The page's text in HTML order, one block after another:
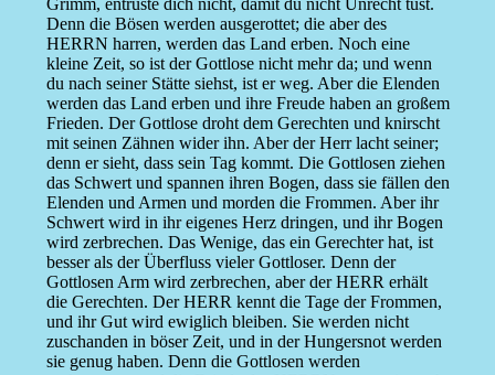
Grimm, entrüste dich nicht, damit du nicht Unrecht tust.
Denn die Bösen werden ausgerottet; die aber des
HERRN harren, werden das Land erben. Noch eine
kleine Zeit, so ist der Gottlose nicht mehr da; und wenn
du nach seiner Stätte siehst, ist er weg. Aber die Elenden
werden das Land erben und ihre Freude haben an großem
Frieden. Der Gottlose droht dem Gerechten und knirscht
mit seinen Zähnen wider ihn. Aber der Herr lacht seiner;
denn er sieht, dass sein Tag kommt. Die Gottlosen ziehen
das Schwert und spannen ihren Bogen, dass sie fällen den
Elenden und Armen und morden die Frommen. Aber ihr
Schwert wird in ihr eigenes Herz dringen, und ihr Bogen
wird zerbrechen. Das Wenige, das ein Gerechter hat, ist
besser als der Überfluss vieler Gottloser. Denn der
Gottlosen Arm wird zerbrechen, aber der HERR erhält
die Gerechten. Der HERR kennt die Tage der Frommen,
und ihr Gut wird ewiglich bleiben. Sie werden nicht
zuschanden in böser Zeit, und in der Hungersnot werden
sie genug haben. Denn die Gottlosen werden